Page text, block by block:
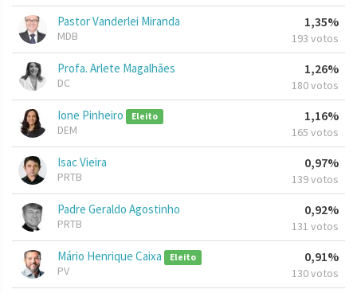
Pastor Vanderlei Miranda
MDB
1,35%
193 votos
Profa. Arlete Magalhães
DC
1,26%
180 votos
Ione Pinheiro Eleito
DEM
1,16%
165 votos
Isac Vieira
PRTB
0,97%
139 votos
Padre Geraldo Agostinho
PRTB
0,92%
131 votos
Mário Henrique Caixa Eleito
PV
0,91%
130 votos